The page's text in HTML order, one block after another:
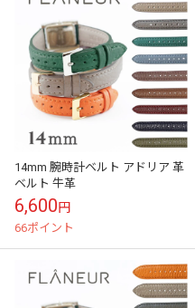
14mm 腕時計ベルト アドリア 革
ベルト 牛革
6,600円
66ポイント